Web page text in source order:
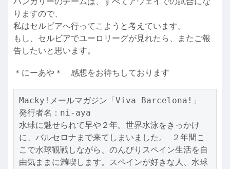
りますので、
私はセルビアへ行ってこようと考えています。
もし、セルビアでユーロリーグが見れたら、またご報
告したいと思います。
＊にーあや＊ 感想をお待ちしております
Macky!メールマガジン「Viva Barcelona!」
発行者名：ni-aya
水球に魅せられて早や２年。世界水泳をきっかけ
に、バルセロナまで来てしまいました。 ２年間こ
こで水球観戦しながら、のんびりスペイン生活を自
由気ままに満喫します。スペインが好きな人、水球